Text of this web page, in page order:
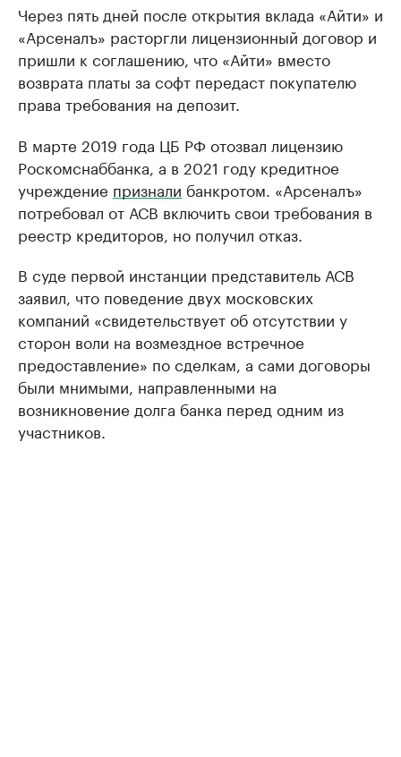
Через пять дней после открытия вклада «Айти» и
«Арсеналъ» расторгли лицензионный договор и
пришли к соглашению, что «Айти» вместо
возврата платы за софт передаст покупателю
права требования на депозит.
В марте 2019 года ЦБ РФ отозвал лицензию
Роскомснаббанка, а в 2021 году кредитное
учреждение признали банкротом. «Арсеналъ»
потребовал от АСВ включить свои требования в
реестр кредиторов, но получил отказ.
В суде первой инстанции представитель АСВ
заявил, что поведение двух московских
компаний «свидетельствует об отсутствии у
сторон воли на возмездное встречное
предоставление» по сделкам, а сами договоры
были мнимыми, направленными на
возникновение долга банка перед одним из
участников.